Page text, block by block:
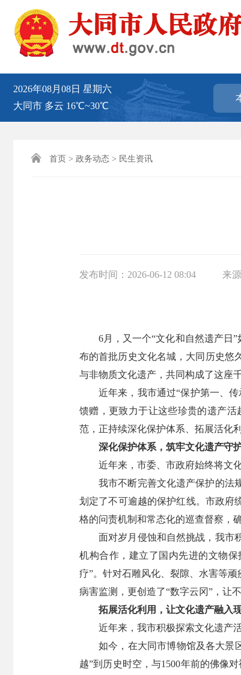
2026年08月08日 星期六
大同市 多云 16℃~30℃
 首页 > 政务动态 > 民生资讯
发布时间： 2026-06-12 08:04 来源
6月，又一个“文化和自然遗产日
布的首批历史文化名城，大同历史悠
与非物质文化遗产，共同构成了这座
近年来，我市通过“保护第一、
馈赠，更致力于让这些珍贵的遗产
范，正持续深化保护体系、拓展活化
深化保护体系，筑牢文化遗产守
近年来，市委、市政府始终将文
我市不断完善文化遗产保护的法
划定了不可逾越的保护红线。市政府
格的问责机制和常态化的巡查督察，
面对岁月侵蚀和自然挑战，我市
机构合作，建立了国内先进的文物
疗”。针对石雕风化、裂隙、水害等
病害监测，更创造了“数字云冈”，让
拓展活化利用，让文化遗产融入
近年来，我市积极探索文化遗产
如今，在大同市博物馆及各大景
越”到历史时空，与1500年前的佛像